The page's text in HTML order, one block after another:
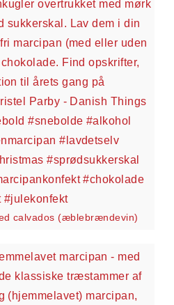
calvados (æblebrændevin)